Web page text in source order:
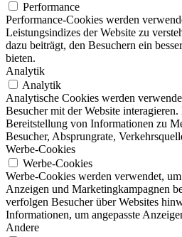
Performance
Performance-Cookies werden
Leistungsindizes der Website zu
dazu beiträgt, den Besuchern ein
bieten.
Analytik
Analytik
Analytische Cookies werden
Besucher mit der Website
Bereitstellung von Informationen zu
Besucher, Absprungrate,
Werbe-Cookies
Werbe-Cookies
Werbe-Cookies werden verwendet,
Anzeigen und Marketingkampagnen
verfolgen Besucher über Websites
Informationen, um angepasste
Andere